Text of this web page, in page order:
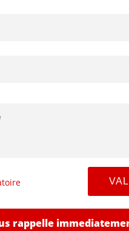
rappelle